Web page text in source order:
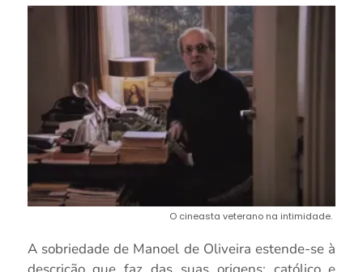
O cineasta veterano na intimidade.
A sobriedade de Manoel de Oliveira estende-se à